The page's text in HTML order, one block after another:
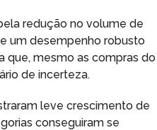
redução no volume de
um desempenho robusto
que, mesmo as compras do
de incerteza.
leve crescimento de
conseguiram se